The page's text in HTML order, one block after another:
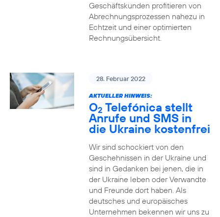
Geschäftskunden profitieren von
Abrechnungsprozessen nahezu in
Echtzeit und einer optimierten
Rechnungsübersicht.
28. Februar 2022
AKTUELLER HINWEIS:
O2 Telefónica stellt
Anrufe und SMS in
die Ukraine kostenfrei
Wir sind schockiert von den
Geschehnissen in der Ukraine und
sind in Gedanken bei jenen, die in
der Ukraine leben oder Verwandte
und Freunde dort haben. Als
deutsches und europäisches
Unternehmen bekennen wir uns zu